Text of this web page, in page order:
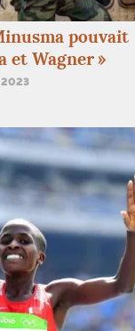
pouvait
et Wagner »
2023